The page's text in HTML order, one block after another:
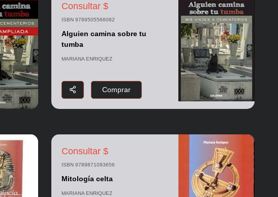
Consultar $
ISBN 9789505566082
Alguien camina sobre tu
tumba
MARIANA ENRIQUEZ
Comprar
Consultar $
ISBN 9789871093656
Mitología celta
MARIANA ENRIQUEZ